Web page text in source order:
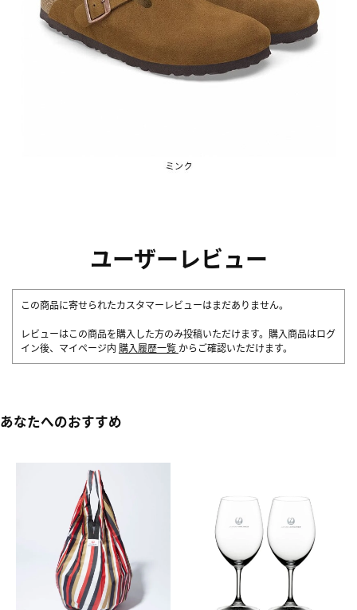
ユーザーレビュー
この商品に寄せられたカスタマーレビューはまだありません。
レビューはこの商品を購入した方のみ投稿いただけます。購入商品はログ
イン後、マイページ内 購入履歴一覧 からご確認いただけます。
あなたへのおすすめ